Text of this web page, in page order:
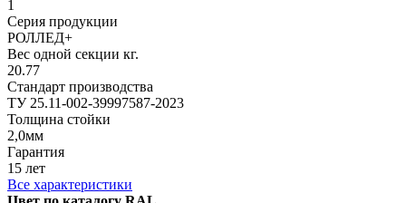
1
Серия продукции
РОЛЛЕД+
Вес одной секции кг.
20.77
Стандарт производства
ТУ 25.11-002-39997587-2023
Толщина стойки
2,0мм
Гарантия
15 лет
Все характеристики